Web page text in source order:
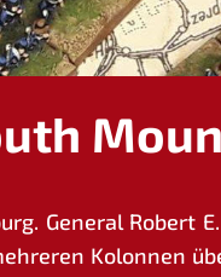
Gene­ral Robert
Kolon­nen